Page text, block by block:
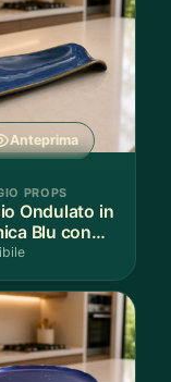
Anteprima
PROPS
Ondulato in
Blu con